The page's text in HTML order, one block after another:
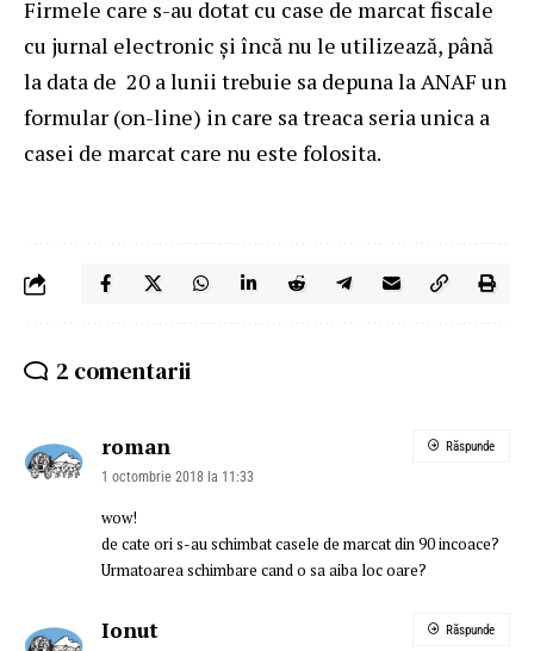
Firmele care s-au dotat cu case de marcat fiscale
cu jurnal electronic și încă nu le utilizează, până
la data de 20 a lunii trebuie sa depuna la ANAF un
formular (on-line) in care sa treaca seria unica a
casei de marcat care nu este folosita.
2 comentarii
roman
1 octombrie 2018 la 11:33
wow!
de cate ori s-au schimbat casele de marcat din 90 incoace?
Urmatoarea schimbare cand o sa aiba loc oare?
Răspunde
Ionut Răspunde